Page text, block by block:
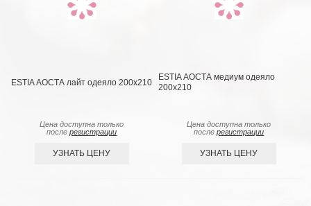
ESTIA АОСТА лайт одеяло 200x210
Цена доступна только
послерегистрации
УЗНАТЬ ЦЕНУ
ESTIA АОСТА медиум одеяло
200x210
Цена доступна только
послерегистрации
УЗНАТЬ ЦЕНУ